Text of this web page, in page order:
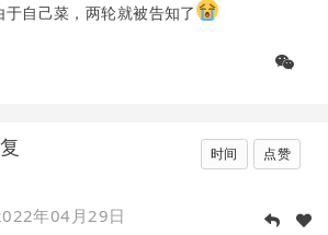
自己菜，两轮就被告知了
时间 点赞
年04月29日